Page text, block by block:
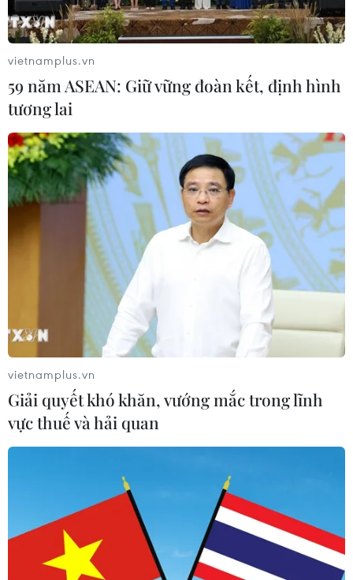
(Ảnh: PV/Vietnam+)
Trước mắt, đoàn quân huấn luyện viên Park Hang-seo cần sớm
Arabia vào ngày 16/11 cũng tại Mỹ Đình. (Ảnh: PV/Vietnam+)
(Vietnam+)
vietnamplus.vn
59 năm ASEAN: Giữ vững đoàn kết, định hình
tương lai
vietnamplus.vn
Giải quyết khó khăn, vướng mắc trong lĩnh
vực thuế và hải quan